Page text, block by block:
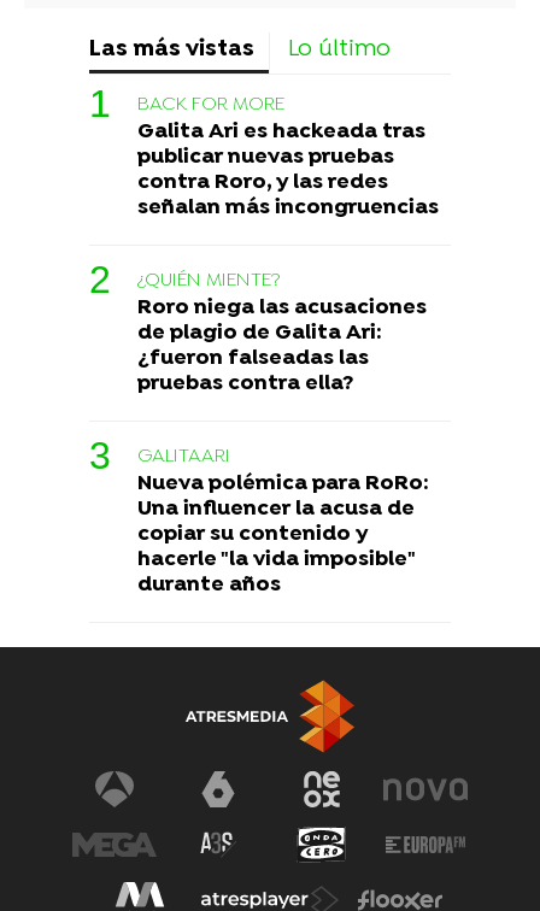
Las más vistas Lo último
BACK FOR MORE
Galita Ari es hackeada tras
publicar nuevas pruebas
contra Roro, y las redes
señalan más incongruencias
¿QUIÉN MIENTE?
Roro niega las acusaciones
de plagio de Galita Ari:
¿fueron falseadas las
pruebas contra ella?
GALITAARI
Nueva polémica para RoRo:
Una influencer la acusa de
copiar su contenido y
hacerle "la vida imposible"
durante años